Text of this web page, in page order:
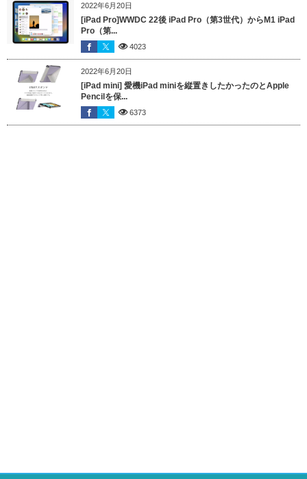
2022年6月20日
[iPad Pro]WWDC 22後 iPad Pro（第3世代）からM1 iPad
Pro（第...
4023
2022年6月20日
[iPad mini] 愛機iPad miniを縦置きしたかったのとApple
Pencilを保...
6373